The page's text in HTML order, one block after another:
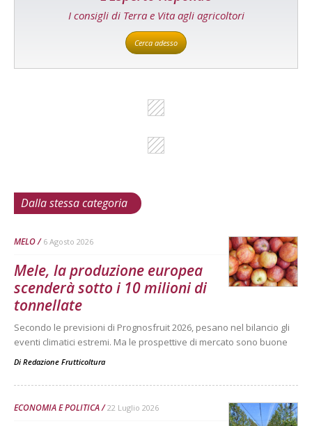
I consigli di Terra e Vita agli agricoltori
Cerca adesso
Dalla stessa categoria
MELO 6 Agosto 2026
Mele, la produzione europea
scenderà sotto i 10 milioni di
tonnellate
Secondo le previsioni di Prognosfruit 2026, pesano nel bilancio gli
eventi climatici estremi. Ma le prospettive di mercato sono buone
Di Redazione Frutticoltura
ECONOMIA E POLITICA 22 Luglio 2026